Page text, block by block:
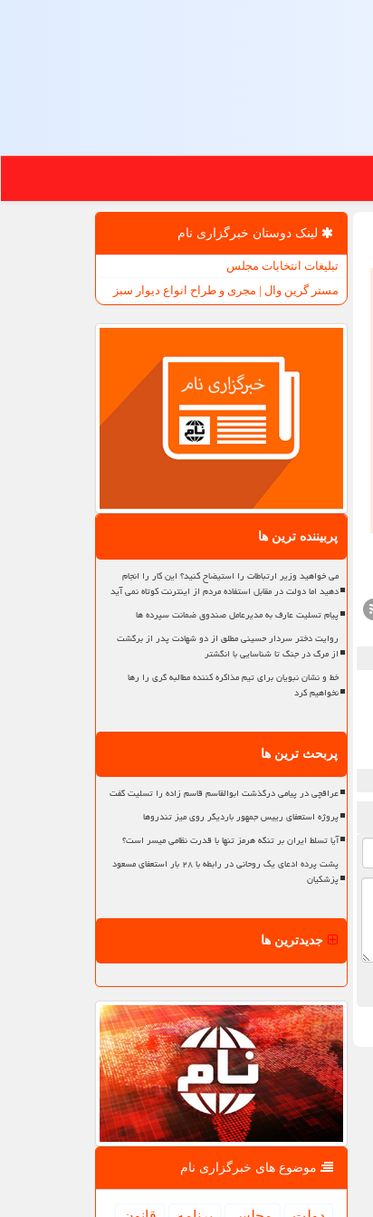
لینک دوستان خبرگزاری نام
تبلیغات انتخابات مجلس
مستر گرین وال | مجری و طراح انواع دیوار سبز
پربیننده ترین ها
می خواهید وزیر ارتباطات را استیضاح کنید؟ این کار را انجام
دهید اما دولت در مقابل استفاده مردم از اینترنت کوتاه نمی آید
پیام تسلیت عارف به مدیرعامل صندوق ضمانت سپرده ها
روایت دختر سردار حسینی مطلق از دو شهادت پدر از برگشت
از مرگ در جنگ تا شناسایی با انگشتر
خط و نشان نبویان برای تیم مذاکره کننده مطالبه گری را رها
نخواهیم کرد
پربحث ترین ها
عراقچی در پیامی درگذشت ابوالقاسم قاسم زاده را تسلیت گفت
پروژه استعفای رییس جمهور باردیگر روی میز تندروها
آیا تسلط ایران بر تنگه هرمز تنها با قدرت نظامی میسر است؟
پشت پرده ادعای یک روحانی در رابطه با ۲۸ بار استعفای مسعود
پزشکیان
جدیدترین ها
موضوع های خبرگزاری نام